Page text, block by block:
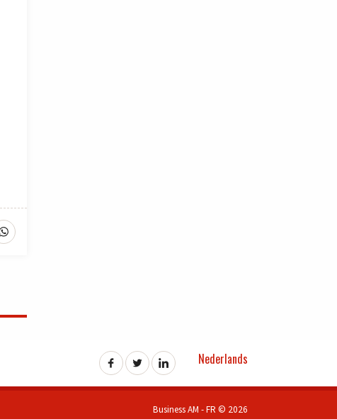
Nederlands
Business AM - FR © 2026